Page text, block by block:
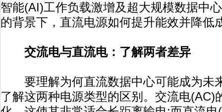
智能(AI)工作负载激增及超大规模数据中
的背景下，直流电源如何提升能效并降低
交流电与直流电：了解两者差异
要理解为何直流数据中心可能成为未
了解这两种电源类型的区别。交流电(AC)